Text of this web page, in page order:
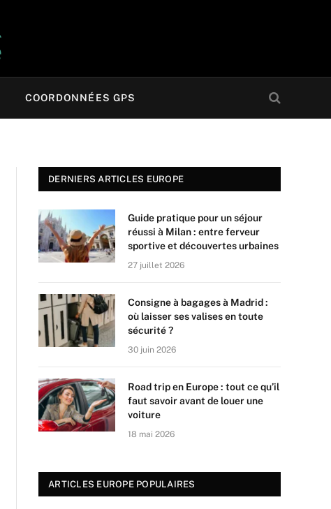
COORDONNÉES GPS
DERNIERS ARTICLES EUROPE
Guide pratique pour un séjour
réussi à Milan : entre ferveur
sportive et découvertes urbaines
27 juillet 2026
Consigne à bagages à Madrid :
où laisser ses valises en toute
sécurité ?
30 juin 2026
Road trip en Europe : tout ce qu’il
faut savoir avant de louer une
voiture
18 mai 2026
ARTICLES EUROPE POPULAIRES